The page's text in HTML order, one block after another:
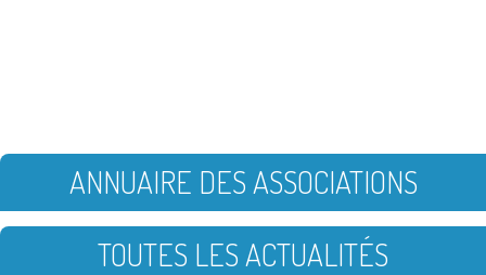
ANNUAIRE DES ASSOCIATIONS
TOUTES LES ACTUALITÉS